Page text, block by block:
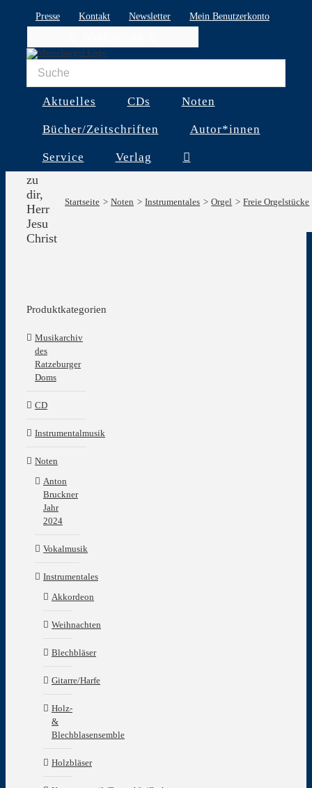
Presse Kontakt Newsletter
Mein Benutzerkonto
Aktuelles CDs Noten
Bücher/Zeitschriften Autor*innen
Service Verlag
Allein
zu
dir,
Herr
Jesu
Christ
Startseite Noten Instrumentales Orgel Freie Orgelstücke
Produktkategorien
Musikarchiv
des
Ratzeburger
Doms
CD
Instrumentalmusik
Noten
Anton
Bruckner
Jahr
2024
Vokalmusik
Instrumentales
Akkordeon
Weihnachten
Blechbläser
Gitarre/Harfe
Holz-
&
Blechblasensemble
Holzbläser